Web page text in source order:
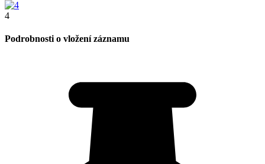
4
Podrobnosti o vložení záznamu